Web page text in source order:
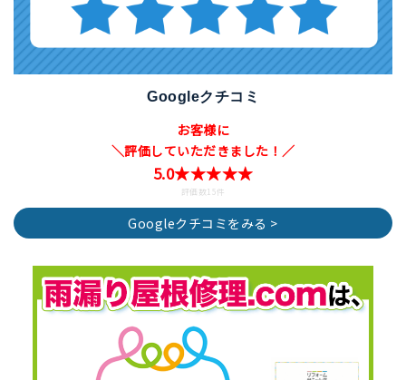
Googleクチコミ
お客様に
＼評価していただきました！／
5.0★★★★★
評価数15件
Googleクチコミをみる >